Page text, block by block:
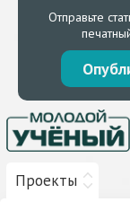
Отправьте
Проекты